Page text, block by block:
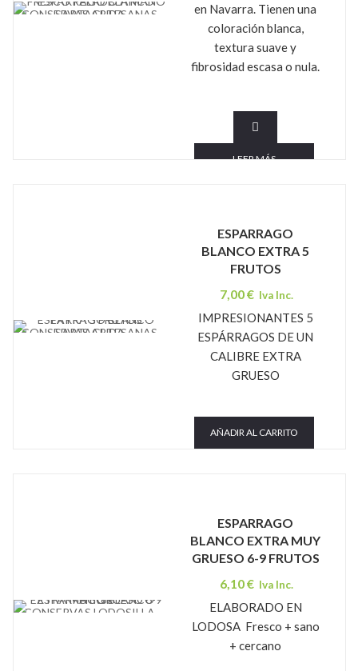
CONSERVAS ARTESANAS SARTAGUDA
en Navarra. Tienen una
coloración blanca,
textura suave y
fibrosidad escasa o nula.
LEER MÁS
CONSERVAS ARTESANAS SARTAGUDA
ESPARRAGO
BLANCO EXTRA 5
FRUTOS
7,00€ Iva Inc.
IMPRESIONANTES 5
ESPÁRRAGOS DE UN
CALIBRE EXTRA
GRUESO
AÑADIR AL CARRITO
CONSERVAS LODOSILLA
ESPARRAGO
BLANCO EXTRA MUY
GRUESO 6-9 FRUTOS
6,10€ Iva Inc.
ELABORADO EN
LODOSA Fresco + sano
+ cercano